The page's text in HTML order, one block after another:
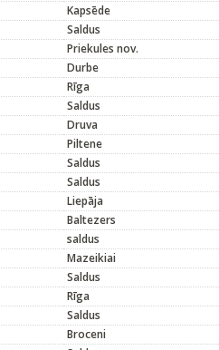
Kapsēde
Saldus
Priekules nov.
Durbe
Rīga
Saldus
Druva
Piltene
Saldus
Saldus
Liepāja
Baltezers
saldus
Mazeikiai
Saldus
Rīga
Saldus
Broceni